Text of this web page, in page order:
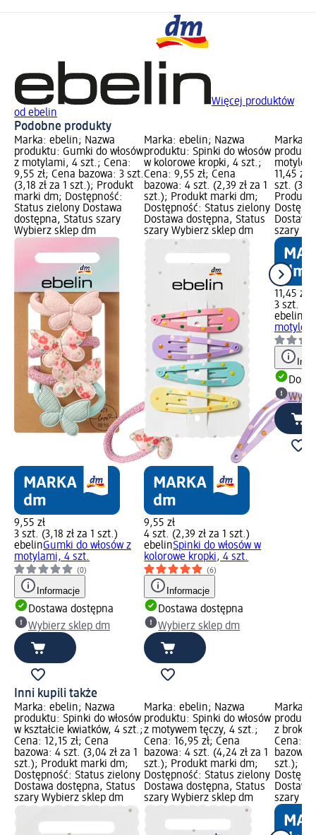
Więcej produktów
od ebelin
Podobne produkty
Marka: ebelin; Nazwa
produktu: Gumki do włosów
z motylami, 4 szt.; Cena:
9,55 zł; Cena bazowa: 3 szt.
(3,18 zł za 1 szt.); Produkt
marki dm; Dostępność:
Status zielony Dostawa
dostępna, Status szary
Wybierz sklep dm
9,55 zł
3 szt. (3,18 zł za 1 szt.)
ebelinGumki do włosów z
motylami, 4 szt.
(0)
Informacje
Dostawa dostępna
Wybierz sklep dm
Marka: ebelin; Nazwa
produktu: Spinki do włosów
w kolorowe kropki, 4 szt.;
Cena: 9,55 zł; Cena
bazowa: 4 szt. (2,39 zł za 1
szt.); Produkt marki dm;
Dostępność: Status zielony
Dostawa dostępna, Status
szary Wybierz sklep dm
9,55 zł
4 szt. (2,39 zł za 1 szt.)
ebelinSpinki do włosów w
kolorowe kropki, 4 szt.
(6)
Informacje
Dostawa dostępna
Wybierz sklep dm
Marka:
motyle,
11,45
szt.
Produkt
szary
11,45 zł
3 szt.
ebelin
motyle,
Inni kupili także
Marka: ebelin; Nazwa
produktu: Spinki do włosów
w kształcie kwiatków, 4 szt.;
Cena: 12,15 zł; Cena
bazowa: 4 szt. (3,04 zł za 1
szt.); Produkt marki dm;
Dostępność: Status zielony
Dostawa dostępna, Status
szary Wybierz sklep dm
Marka: ebelin; Nazwa
produktu: Spinki do włosów
z motywem tęczy, 4 szt.;
Cena: 16,95 zł; Cena
bazowa: 4 szt. (4,24 zł za 1
szt.); Produkt marki dm;
Dostępność: Status zielony
Dostawa dostępna, Status
szary Wybierz sklep dm
Marka:
z
Cena:
bazowa:
szt.);
szary